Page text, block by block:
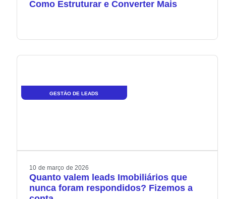
Como Estruturar e Converter Mais
GESTÃO DE LEADS
10 de março de 2026
Quanto valem leads Imobiliários que
nunca foram respondidos? Fizemos a